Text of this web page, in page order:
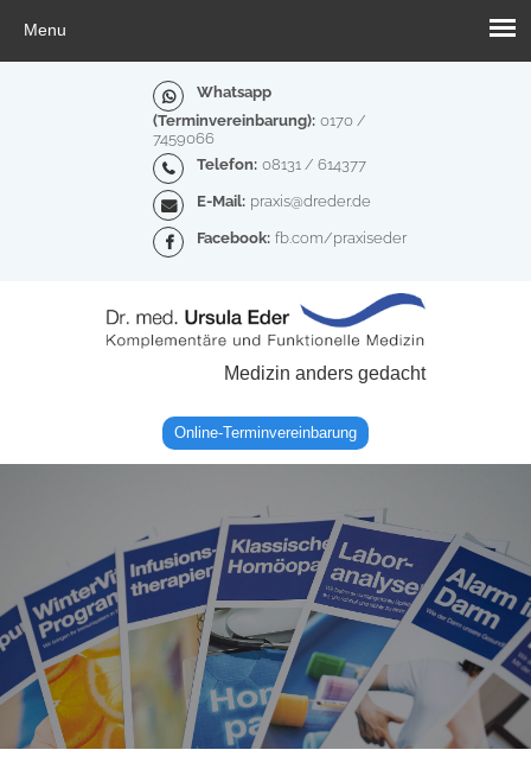
Whatsapp
(Terminvereinbarung): 0170 /
7459066
Telefon: 08131 / 614377
E-Mail: praxis@dreder.de
Facebook: fb.com/praxiseder
Online-Terminvereinbarung
Medizin anders gedacht